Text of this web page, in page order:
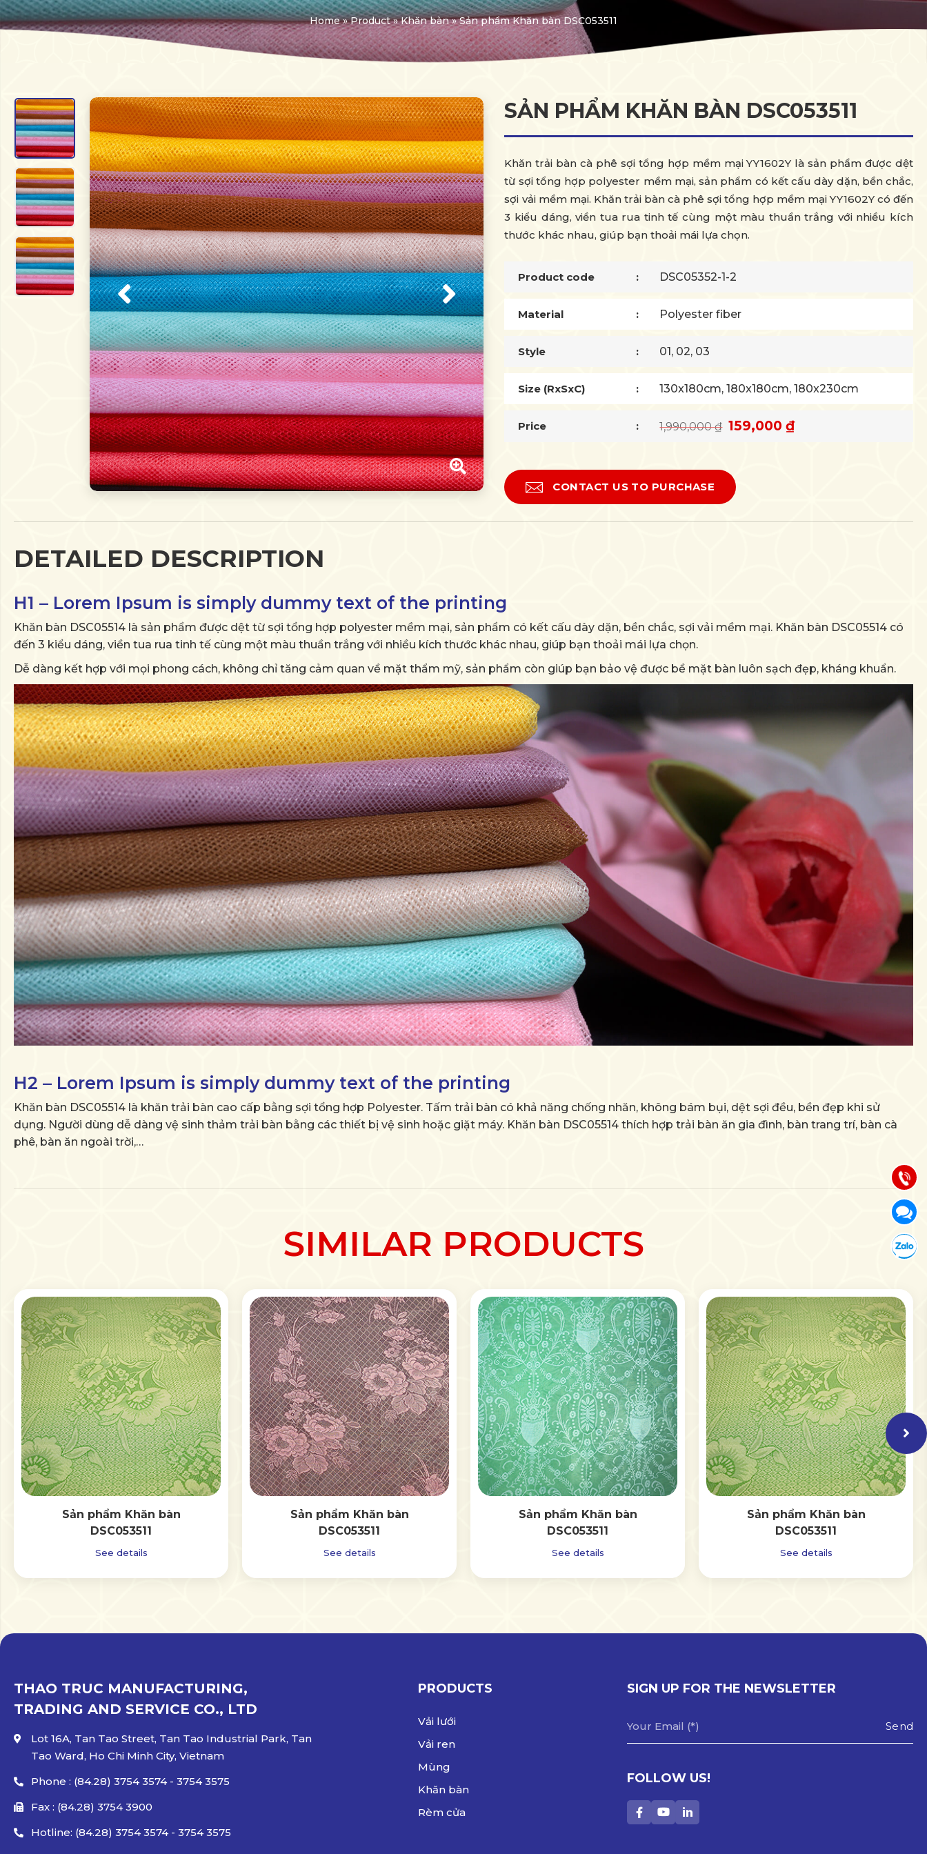
Home»Product»Khăn bàn»Sản phẩm Khăn bàn DSC053511
SẢN PHẨM KHĂN BÀN DSC053511
Khăn trải bàn cà phê sợi tổng hợp mềm mại YY1602Y là sản phẩm được dệt
từ sợi tổng hợp polyester mềm mại, sản phẩm có kết cấu dày dặn, bền chắc,
sợi vải mềm mại. Khăn trải bàn cà phê sợi tổng hợp mềm mại YY1602Y có đến
3 kiểu dáng, viền tua rua tinh tế cùng một màu thuần trắng với nhiều kích
thước khác nhau, giúp bạn thoải mái lựa chọn.
Product code DSC05352-1-2
Material Polyester fiber
Style 01, 02, 03
Size (RxSxC) 130x180cm, 180x180cm, 180x230cm
Price 1,990,000₫ Original
1,990,000 ₫.
159,000₫Current
CONTACT US TO PURCHASE
DETAILED DESCRIPTION
H1 – Lorem Ipsum is simply dummy text of the printing
Khăn bàn DSC05514 là sản phẩm được dệt từ sợi tổng hợp polyester mềm mại, sản phẩm có kết cấu dày dặn, bền chắc, sợi vải mềm mại. Khăn bàn DSC05514 có
đến 3 kiểu dáng, viền tua rua tinh tế cùng một màu thuần trắng với nhiều kích thước khác nhau, giúp bạn thoải mái lựa chọn.
Dễ dàng kết hợp với mọi phong cách, không chỉ tăng cảm quan về mặt thẩm mỹ, sản phẩm còn giúp bạn bảo vệ được bề mặt bàn luôn sạch đẹp, kháng khuẩn.
H2 – Lorem Ipsum is simply dummy text of the printing
Khăn bàn DSC05514 là khăn trải bàn cao cấp bằng sợi tổng hợp Polyester. Tấm trải bàn có khả năng chống nhăn, không bám bụi, dệt sợi đều, bền đẹp khi sử
dụng. Người dùng dễ dàng vệ sinh thảm trải bàn bằng các thiết bị vệ sinh hoặc giặt máy. Khăn bàn DSC05514 thích hợp trải bàn ăn gia đình, bàn trang trí, bàn cà
phê, bàn ăn ngoài trời,…
SIMILAR PRODUCTS
Sản phẩm Khăn bàn
DSC053511
See details
Sản phẩm Khăn bàn
DSC053511
See details
Sản phẩm Khăn bàn
DSC053511
See details
Sản phẩm Khăn bàn
DSC053511
See details
THAO TRUC MANUFACTURING,
TRADING AND SERVICE CO., LTD
Lot 16A, Tan Tao Street, Tan Tao Industrial Park, Tan
Tao Ward, Ho Chi Minh City, Vietnam
Phone : (84.28) 3754 3574 - 3754 3575
Fax : (84.28) 3754 3900
Hotline: (84.28) 3754 3574 - 3754 3575
PRODUCTS
Vải lưới
Vải ren
Mùng
Khăn bàn
Rèm cửa
SIGN UP FOR THE NEWSLETTER
FOLLOW US!
Call us
Hướng dẫn & Hỗ trợ:
089 944 5475
Chat
Chat Messenger 1
Chat